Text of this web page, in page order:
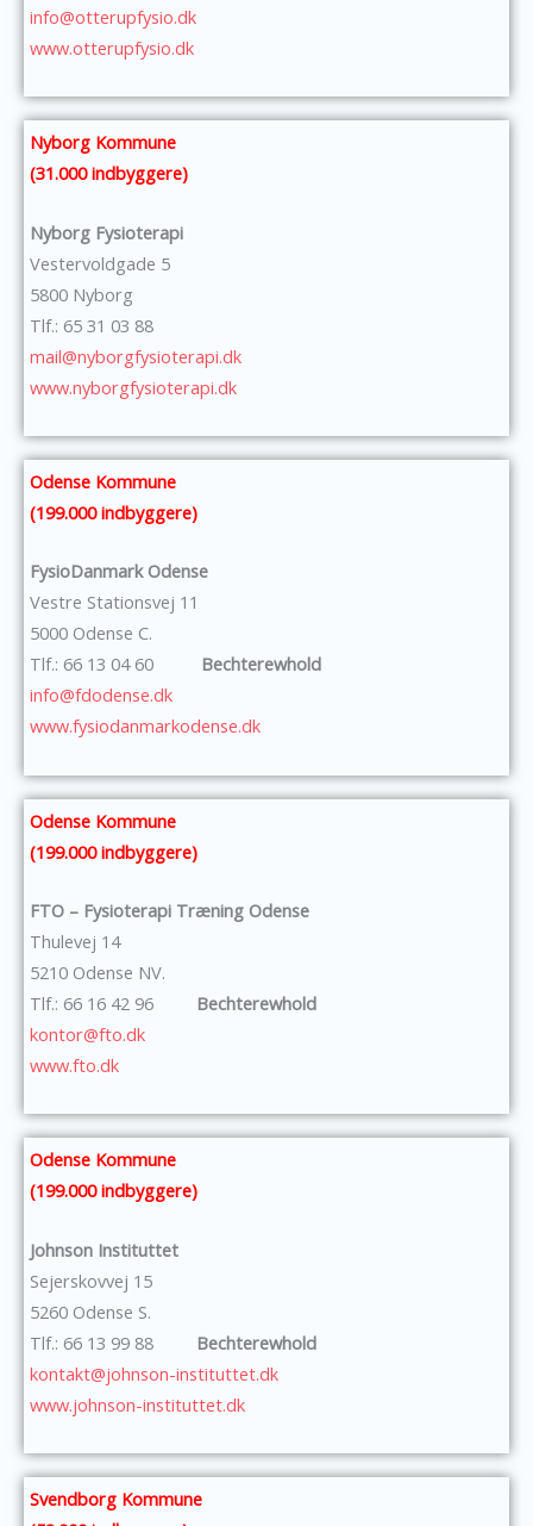
info@otterupfysio.dk
www.otterupfysio.dk
Nyborg Kommune
(31.000 indbyggere)
Nyborg Fysioterapi
Vestervoldgade 5
5800 Nyborg
Tlf.: 65 31 03 88
mail@nyborgfysioterapi.dk
www.nyborgfysioterapi.dk
Odense Kommune
(199.000 indbyggere)
FysioDanmark Odense
Vestre Stationsvej 11
5000 Odense C.
Tlf.: 66 13 04 60 Bechterewhold
info@fdodense.dk
www.fysiodanmarkodense.dk
Odense Kommune
(199.000 indbyggere)
FTO – Fysioterapi Træning Odense
Thulevej 14
5210 Odense NV.
Tlf.: 66 16 42 96
Bechterewhold
kontor@fto.dk
www.fto.dk
Odense Kommune
(199.000 indbyggere)
Johnson Instituttet
Sejerskovvej 15
5260 Odense S.
Tlf.: 66 13 99 88
Bechterewhold
kontakt@johnson-instituttet.dk
www.johnson-instituttet.dk
Svendborg Kommune